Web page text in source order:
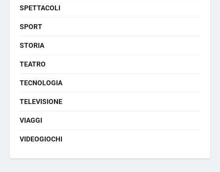
SPETTACOLI
SPORT
STORIA
TEATRO
TECNOLOGIA
TELEVISIONE
VIAGGI
VIDEOGIOCHI